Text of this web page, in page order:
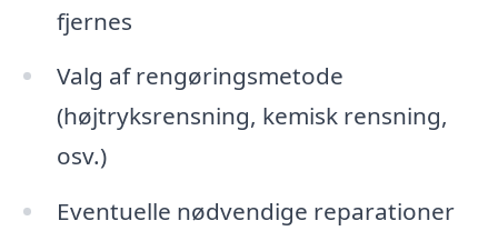
fjernes
Valg af rengøringsmetode
(højtryksrensning, kemisk rensning,
osv.)
Eventuelle nødvendige reparationer